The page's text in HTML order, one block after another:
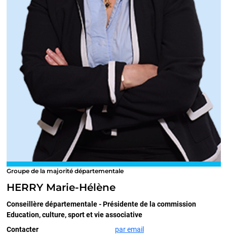
Groupe de la majorité départementale
HERRY Marie-Hélène
Conseillère départementale - Présidente de la commission
Education, culture, sport et vie associative
Contacter
par email